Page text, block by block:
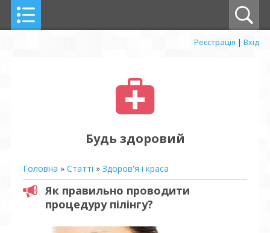
Реєстрація | Вхід
Будь здоровий
Головна » Статті » Здоров'я і краса
Як правильно проводити
процедуру пілінгу?